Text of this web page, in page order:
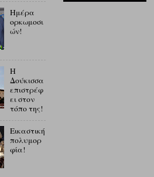
Ημέρα
ορκωμοσι
ών!
Η
Δούκισσα
επιστρέφ
ει στον
τόπο της!
Εικαστική
πολυμορ
φία!